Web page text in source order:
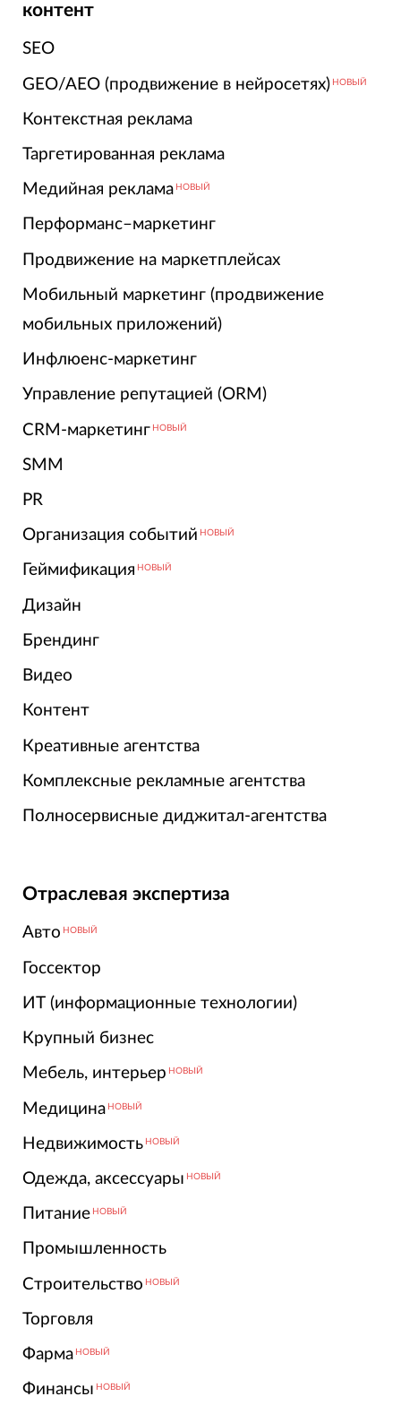
контент
SEO
GEO/AEO (продвижение в нейросетях) НОВЫЙ
Контекстная реклама
Таргетированная реклама
Медийная реклама НОВЫЙ
Перформанс–маркетинг
Продвижение на маркетплейсах
Мобильный маркетинг (продвижение
мобильных приложений)
Инфлюенс-маркетинг
Управление репутацией (ORM)
CRM-маркетинг НОВЫЙ
SMM
PR
Организация событий НОВЫЙ
Геймификация НОВЫЙ
Дизайн
Брендинг
Видео
Контент
Креативные агентства
Комплексные рекламные агентства
Полносервисные диджитал-агентства
Отраслевая экспертиза
Авто НОВЫЙ
Госсектор
ИТ (информационные технологии)
Крупный бизнес
Мебель, интерьер НОВЫЙ
Медицина НОВЫЙ
Недвижимость НОВЫЙ
Одежда, аксессуары НОВЫЙ
Питание НОВЫЙ
Промышленность
Строительство НОВЫЙ
Торговля
Фарма НОВЫЙ
Финансы НОВЫЙ